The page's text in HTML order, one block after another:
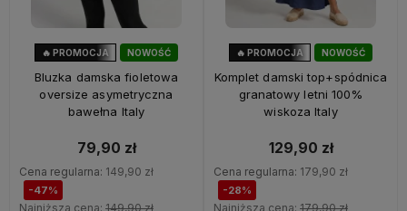
NOWOŚĆ
🔥 PROMOCJA
Bluzka damska fioletowa
oversize asymetryczna
bawełna Italy
79,90 zł
Cena regularna: 149,90 zł
-47%
Najniższa cena: 149,90 zł
NOWOŚĆ
🔥 PROMOCJA
Komplet damski top+spódnica
granatowy letni 100%
wiskoza Italy
129,90 zł
Cena regularna: 179,90 zł
-28%
Najniższa cena: 179,90 zł